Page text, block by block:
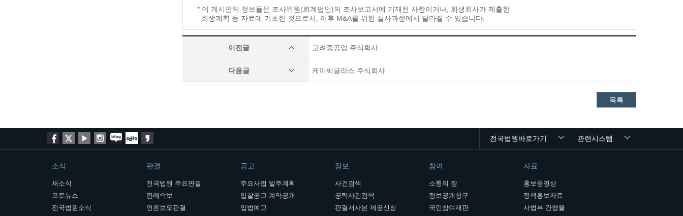
* 이 게시판의 정보들은 조사위원(회계법인)의 조사보고서에 기재된 사항이거나, 회생회사가 제출한
회생계획 등 자료에 기초한 것으로서, 이후 M&A를 위한 실사과정에서 달라질 수 있습니다.
이전글 고려중공업 주식회사
다음글 케이씨글라스 주식회사
목록
전국법원바로가기 관련시스템
소식
새소식
포토뉴스
전국법원소식
판결
전국법원 주요판결
판례속보
언론보도판결
공고
주요사업 발주계획
입찰공고·계약공개
입법예고
정보
사건검색
공탁사건검색
판결서사본 제공신청
참여
소통의 장
정보공개청구
국민참여재판
자료
홍보동영상
정책홍보자료
사법부 간행물